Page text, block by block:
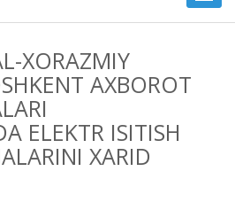
XORAZMIY
AXBOROT
ELEKTR ISITISH
XARID